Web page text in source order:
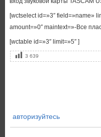
[wctselect id=»3″ field=»name»
amount=»0″ maintext=»-Все
[wctable id=»3″ limit=»5″ ]
3 639
авторизуйтесь